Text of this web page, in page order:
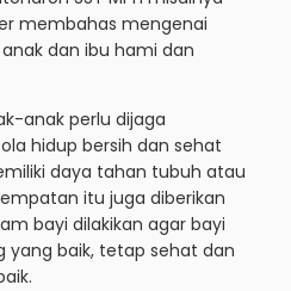
membahas mengenai
dan ibu hami dan
anak perlu dijaga
hidup bersih dan sehat
daya tahan tubuh atau
itu juga diberikan
bayi dilakikan agar bayi
yang baik, tetap sehat dan